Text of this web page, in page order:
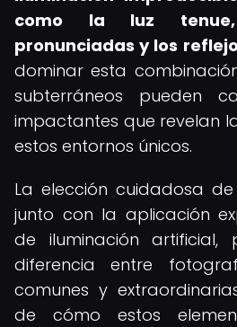
como la luz
pronunciadas y los
dominar esta
subterráneos pueden
impactantes que revelan
estos entornos únicos.
La elección cuidadosa
junto con la aplicación
de iluminación
diferencia entre
comunes y
de cómo estos